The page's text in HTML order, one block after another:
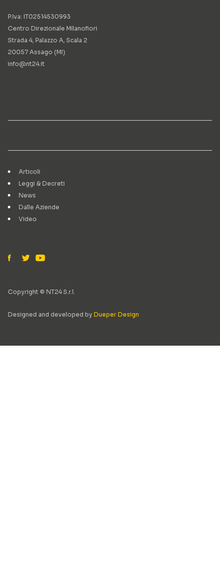
P.Iva: IT02514530993
Centro Direzionale Milanofiori
Strada 4, Palazzo A, Scala 2
20057 Assago (MI)
info@nt24.it
Articoli
Leggi & Decreti
News
Dalle Aziende
Video
Copyright © NT24 S.r.l.
Designed and developed by Dueper Design